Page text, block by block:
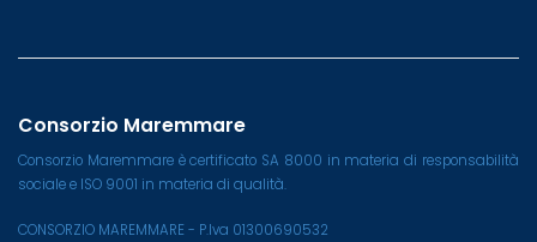
Consorzio Maremmare
Consorzio Maremmare è certificato SA 8000 in materia di responsabilità
sociale e ISO 9001 in materia di qualità.
CONSORZIO MAREMMARE - P.Iva 01300690532